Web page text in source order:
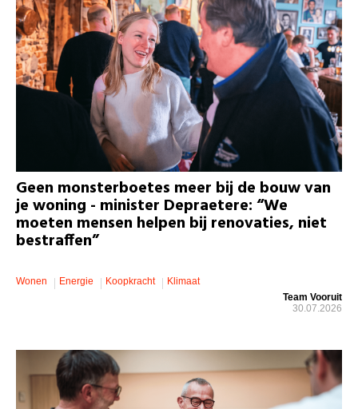
Geen monsterboetes meer bij de bouw van
je woning - minister Depraetere: “We
moeten mensen helpen bij renovaties, niet
bestraffen”
Wonen Energie Koopkracht
Klimaat
Team Vooruit
30.07.2026